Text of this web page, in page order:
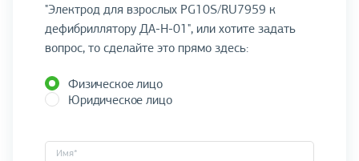
"Электрод для взрослых PG10S/RU7959 к
дефибриллятору ДА-Н-01", или хотите задать
вопрос, то сделайте это прямо здесь:
Физическое лицо
Юридическое лицо
Имя*